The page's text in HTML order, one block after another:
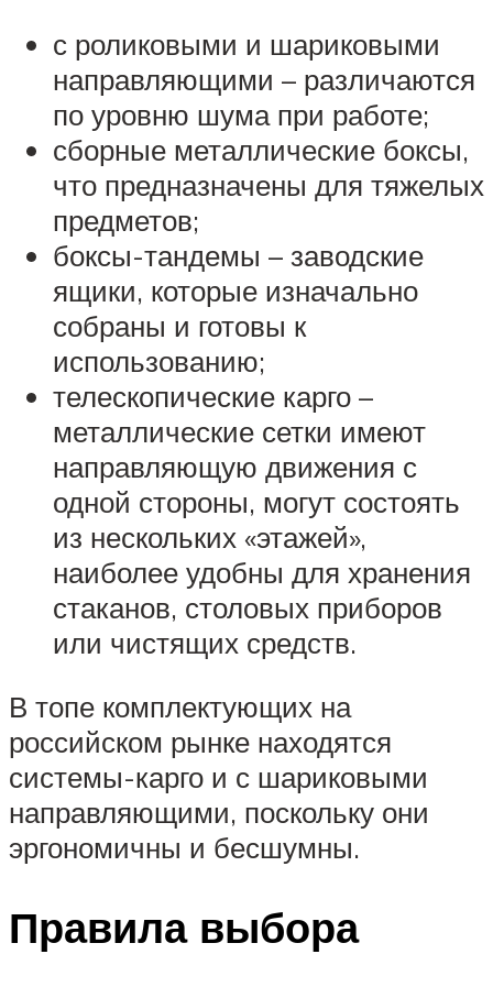
с роликовыми и шариковыми
направляющими – различаются
по уровню шума при работе;
сборные металлические боксы,
что предназначены для тяжелых
предметов;
боксы-тандемы – заводские
ящики, которые изначально
собраны и готовы к
использованию;
телескопические карго –
металлические сетки имеют
направляющую движения с
одной стороны, могут состоять
из нескольких «этажей»,
наиболее удобны для хранения
стаканов, столовых приборов
или чистящих средств.
В топе комплектующих на
российском рынке находятся
системы-карго и с шариковыми
направляющими, поскольку они
эргономичны и бесшумны.
Правила выбора